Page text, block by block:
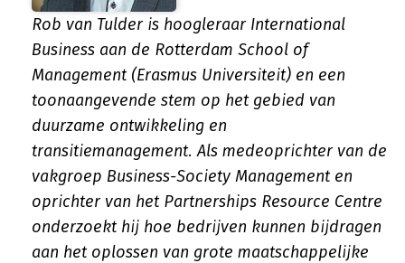
Rob van Tulder is hoogleraar International
Business aan de Rotterdam School of
Management (Erasmus Universiteit) en een
toonaangevende stem op het gebied van
duurzame ontwikkeling en
transitiemanagement. Als medeoprichter van de
vakgroep Business-Society Management en
oprichter van het Partnerships Resource Centre
onderzoekt hij hoe bedrijven kunnen bijdragen
aan het oplossen van grote maatschappelijke